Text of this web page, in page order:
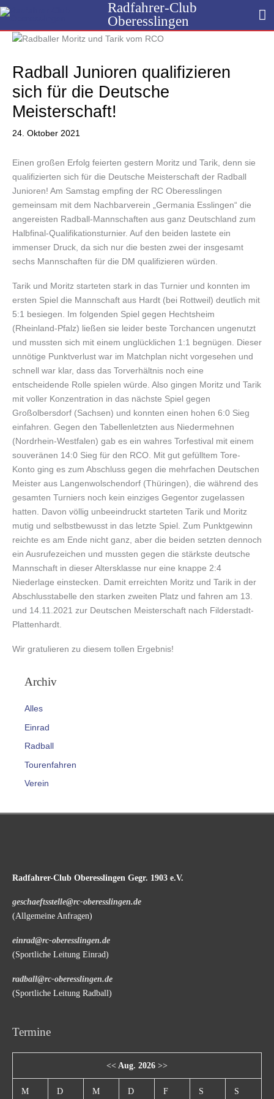
Zum
springen
Radfahrer-Club
Oberesslingen
Radball Junioren qualifizieren
sich für die Deutsche
Meisterschaft!
24. Oktober 2021
Einen großen Erfolg feierten gestern Moritz und Tarik, denn sie
qualifizierten sich für die Deutsche Meisterschaft der Radball
Junioren! Am Samstag empfing der RC Oberesslingen
gemeinsam mit dem Nachbarverein „Germania Esslingen“ die
angereisten Radball-Mannschaften aus ganz Deutschland zum
Halbfinal-Qualifikationsturnier. Auf den beiden lastete ein
immenser Druck, da sich nur die besten zwei der insgesamt
sechs Mannschaften für die DM qualifizieren würden.
Tarik und Moritz starteten stark in das Turnier und konnten im
ersten Spiel die Mannschaft aus Hardt (bei Rottweil) deutlich mit
5:1 besiegen. Im folgenden Spiel gegen Hechtsheim
(Rheinland-Pfalz) ließen sie leider beste Torchancen ungenutzt
und mussten sich mit einem unglücklichen 1:1 begnügen. Dieser
unnötige Punktverlust war im Matchplan nicht vorgesehen und
schnell war klar, dass das Torverhältnis noch eine
entscheidende Rolle spielen würde. Also gingen Moritz und Tarik
mit voller Konzentration in das nächste Spiel gegen
Großolbersdorf (Sachsen) und konnten einen hohen 6:0 Sieg
einfahren. Gegen den Tabellenletzten aus Niedermehnen
(Nordrhein-Westfalen) gab es ein wahres Torfestival mit einem
souveränen 14:0 Sieg für den RCO. Mit gut gefülltem Tore-
Konto ging es zum Abschluss gegen die mehrfachen Deutschen
Meister aus Langenwolschendorf (Thüringen), die während des
gesamten Turniers noch kein einziges Gegentor zugelassen
hatten. Davon völlig unbeeindruckt starteten Tarik und Moritz
mutig und selbstbewusst in das letzte Spiel. Zum Punktgewinn
reichte es am Ende nicht ganz, aber die beiden setzten dennoch
ein Ausrufezeichen und mussten gegen die stärkste deutsche
Mannschaft in dieser Altersklasse nur eine knappe 2:4
Niederlage einstecken. Damit erreichten Moritz und Tarik in der
Abschlusstabelle den starken zweiten Platz und fahren am 13.
und 14.11.2021 zur Deutschen Meisterschaft nach Filderstadt-
Plattenhardt.
Wir gratulieren zu diesem tollen Ergebnis!
Archiv
Alles
Einrad
Radball
Tourenfahren
Verein
Radfahrer-Club Oberesslingen Gegr. 1903 e.V.
geschaeftsstelle@rc-oberesslingen.de
(Allgemeine Anfragen)
einrad@rc-oberesslingen.de
(Sportliche Leitung Einrad)
radball@rc-oberesslingen.de
(Sportliche Leitung Radball)
Termine
<< Aug. 2026 >>
M D M D F S S